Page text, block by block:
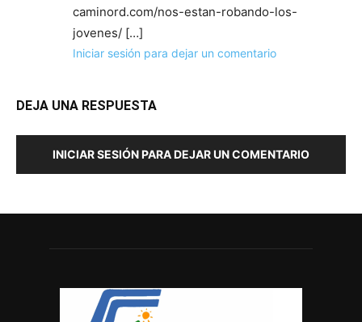
caminord.com/nos-estan-robando-los-
jovenes/ […]
Iniciar sesión para dejar un comentario
DEJA UNA RESPUESTA
INICIAR SESIÓN PARA DEJAR UN COMENTARIO